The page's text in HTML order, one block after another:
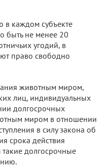
в каждом субъекте
быть не менее 20
угодий, в
право свободно
животным миром,
лиц, индивидуальных
долгосрочных
миром в отношении
в силу закона об
срока действия
долгосрочные